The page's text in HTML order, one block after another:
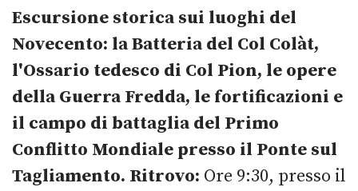
Escursione storica sui luoghi del
Novecento: la Batteria del Col Colàt,
l'Ossario tedesco di Col Pion, le opere
della Guerra Fredda, le fortificazioni e
il campo di battaglia del Primo
Conflitto Mondiale presso il Ponte sul
Tagliamento. Ritrovo: Ore 9:30, presso il